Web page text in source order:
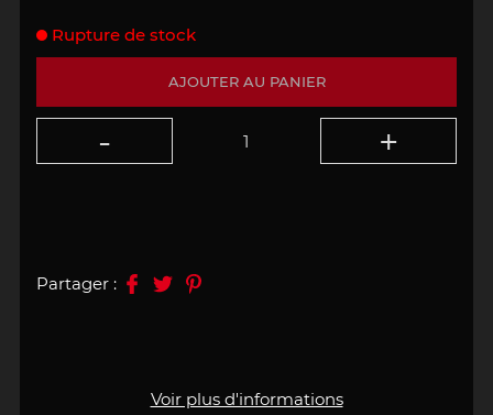
Voir plus d'informations
AJOUTER AU PANIER
Rupture de stock
Partager :